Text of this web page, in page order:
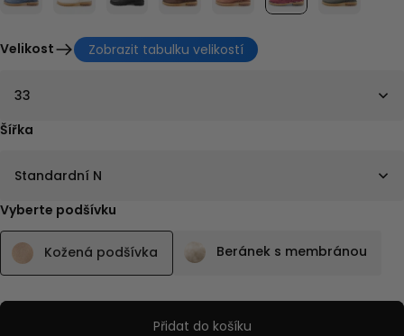
Velikost Zobrazit tabulku velikostí
33
Šířka
Standardní N
Vyberte podšívku
Kožená podšívka Beránek s membránou
Přidat do košíku